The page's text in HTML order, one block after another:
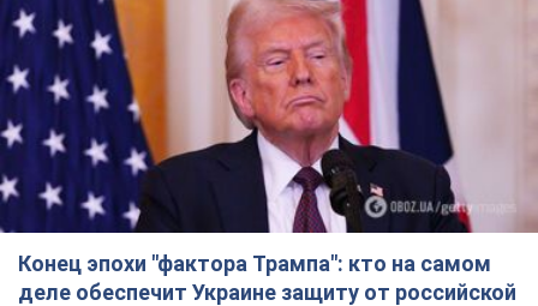
Конец эпохи "фактора Трампа": кто на самом
деле обеспечит Украине защиту от российской